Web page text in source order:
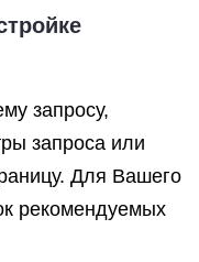
запросу,
запроса или
Для Вашего
рекомендуемых